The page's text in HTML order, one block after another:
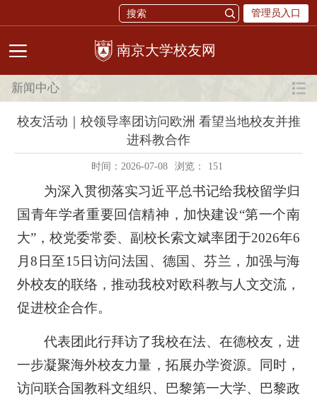
管理员入口
校友网
新闻中心
校友活动｜校领导率团访问欧洲 看望当地校友并推
进科教合作
时间：2026-07-08 浏览： 151
为深入贯彻落实习近平总书记给我校留学归
国青年学者重要回信精神，加快建设“第一个南
大”，校党委常委、副校长索文斌率团于2026年6
月8日至15日访问法国、德国、芬兰，加强与海
外校友的联络，推动我校对欧科教与人文交流，
促进校企合作。
代表团此行拜访了我校在法、在德校友，进
一步凝聚海外校友力量，拓展办学资源。同时，
访问联合国教科文组织、巴黎第一大学、巴黎政